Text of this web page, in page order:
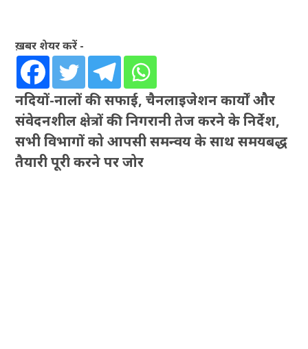
ख़बर शेयर करें -
नदियों-नालों की सफाई, चैनलाइजेशन कार्यों और
संवेदनशील क्षेत्रों की निगरानी तेज करने के निर्देश,
सभी विभागों को आपसी समन्वय के साथ समयबद्ध
तैयारी पूरी करने पर जोर